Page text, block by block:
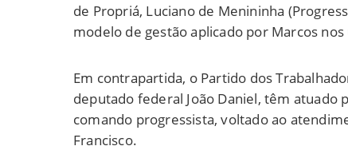
de Propriá, Luciano de Menininha
modelo de gestão aplicado por Marcos
Em contrapartida, o Partido dos
deputado federal João Daniel, têm
comando progressista, voltado ao
Francisco.